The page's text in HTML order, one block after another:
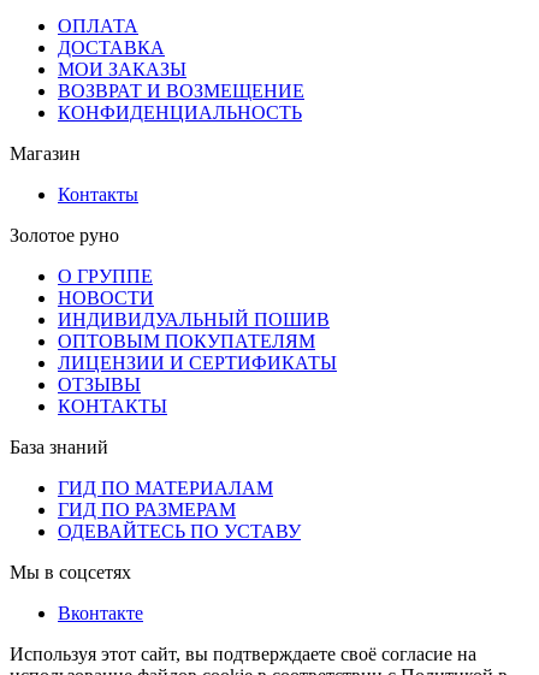
ОПЛАТА
ДОСТАВКА
МОИ ЗАКАЗЫ
ВОЗВРАТ И ВОЗМЕЩЕНИЕ
КОНФИДЕНЦИАЛЬНОСТЬ
Магазин
Контакты
Золотое руно
О ГРУППЕ
НОВОСТИ
ИНДИВИДУАЛЬНЫЙ ПОШИВ
ОПТОВЫМ ПОКУПАТЕЛЯМ
ЛИЦЕНЗИИ И СЕРТИФИКАТЫ
ОТЗЫВЫ
КОНТАКТЫ
База знаний
ГИД ПО МАТЕРИАЛАМ
ГИД ПО РАЗМЕРАМ
ОДЕВАЙТЕСЬ ПО УСТАВУ
Мы в соцсетях
Вконтакте
Используя этот сайт, вы подтверждаете своё согласие на